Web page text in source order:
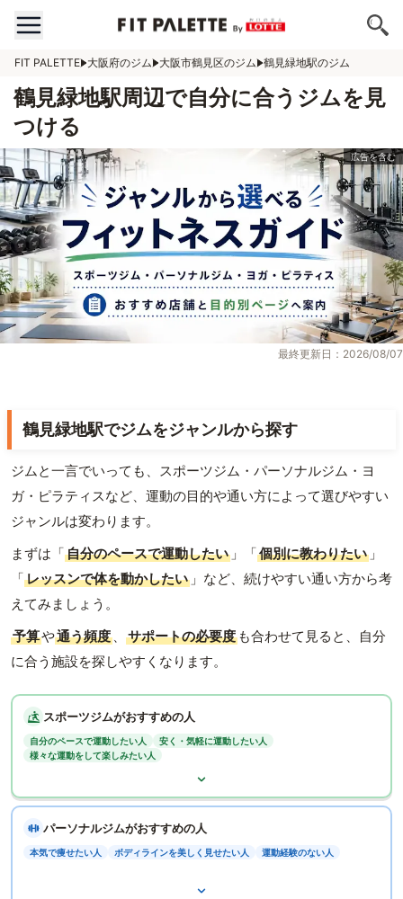
FIT PALETTE 大阪府のジム 大阪市鶴見区のジム 鶴見緑地駅のジム
鶴見緑地駅周辺で自分に合うジムを見
つける
最終更新日：2026/08/07
鶴見緑地駅でジムをジャンルから探す
ジムと一言でいっても、スポーツジム・パーソナルジム・ヨ
ガ・ピラティスなど、運動の目的や通い方によって選びやすい
ジャンルは変わります。
まずは「自分のペースで運動したい 」「個別に教わりたい 」
「レッスンで体を動かしたい 」など、続けやすい通い方から考
えてみましょう。
予算や通う頻度 、 サポートの必要度 も合わせて見ると、自分
に合う施設を探しやすくなります。
スポーツジムがおすすめの人
自分のペースで運動したい人
安く・気軽に運動したい人
様々な運動をして楽しみたい人
パーソナルジムがおすすめの人
本気で痩せたい人 ボディラインを美しく見せたい人 運動経験のない人